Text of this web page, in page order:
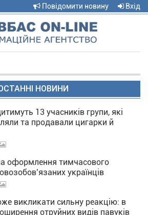
Повідомити новину Вхід
navigation
НОВИНИ
13 учасників групи, які
та продавали цигарки й
оформлення тимчасового
українців
викликати сильну реакцію: в
отруйних видів павуків